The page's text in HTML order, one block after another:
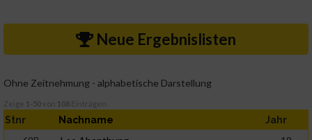
Neue Ergebnislisten
Ohne Zeitnehmung - alphabetische Darstellung
Zeige 1-50 von 108 Einträgen.
Stnr Nachname Jahr